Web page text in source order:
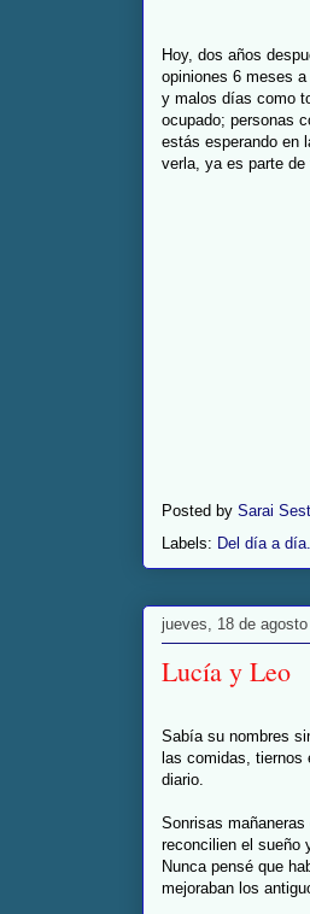
Hoy, dos años
opiniones 6 meses
y malos días como
ocupado; personas
estás esperando en
verla, ya es parte
Posted by Sarai
Labels: Del día a
jueves, 18 de agosto
Lucía y Leo
Sabía su nombres
las comidas,
diario.
Sonrisas
reconcilien el sueño
Nunca pensé que
mejoraban los